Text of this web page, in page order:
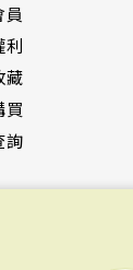
員
利
藏
買
詢